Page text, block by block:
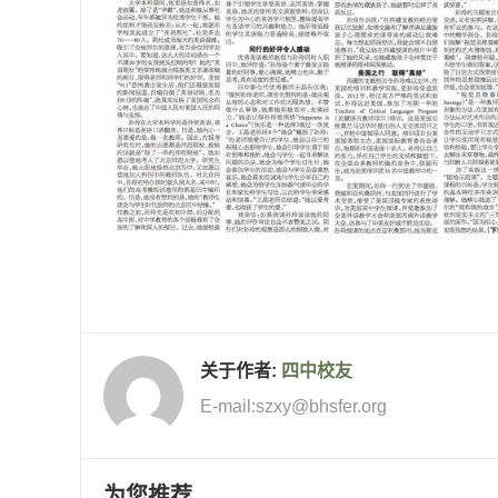
关于作者: 四中校友
E-mail:szxy@bhsfer.org